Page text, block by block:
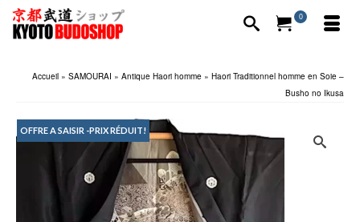
0
Accueil » SAMOURAI » Antique Haori homme » Haori Traditionnel homme en Soie –
Busho no Ikusa
OFFRE A SAISIR -PRIX RÉDUIT!